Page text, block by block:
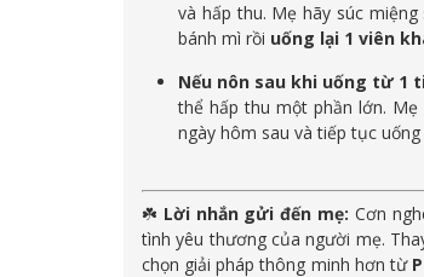
và hấp thu. Mẹ hãy súc
bánh mì rồi uống lại 1 viên
Nếu nôn sau khi uống từ 1
thể hấp thu một phần lớn. Mẹ
ngày hôm sau và tiếp tục
☘️ Lời nhắn gửi đến mẹ: Cơn
tình yêu thương của người mẹ.
chọn giải pháp thông minh hơn từ